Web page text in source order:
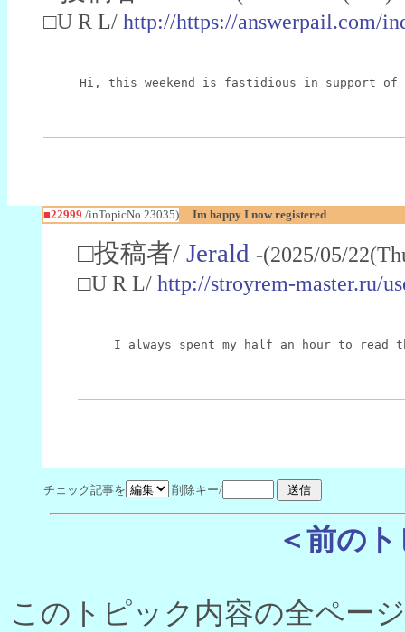
□U R L/ http://https://answerpail.com/
Hi, this weekend is fastidious in support of
■22999 /inTopicNo.23035) Im happy I now registered
□投稿者/ Jerald -(2025/05/
□U R L/ http://stroyrem-master.ru/
I always spent my half an hour to
チェック記事を 削除キー/
＜前の
このトピック内容の全ペー